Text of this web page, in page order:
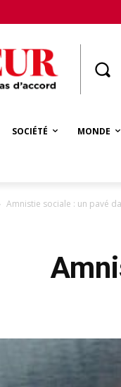
SOCIÉTÉ MONDE
Amnistie sociale : un pavé